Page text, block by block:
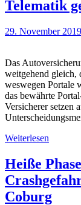
Telematik
29. November 2019
Das
weitgehend gleich,
weswegen Portale
das bewährte
Versicherer setzen
Weiterlesen
Heiße
Coburg